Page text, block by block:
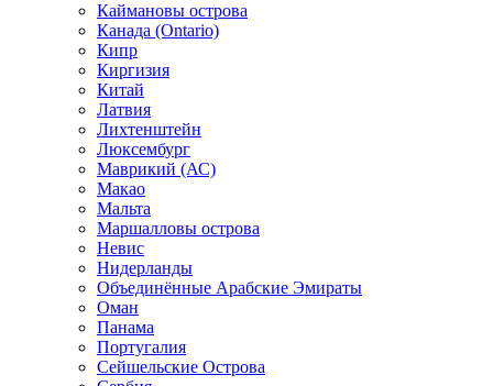
Каймановы острова
Канада (Ontario)
Кипр
Киргизия
Китай
Латвия
Лихтенштейн
Люксембург
Маврикий (АС)
Макао
Мальта
Маршалловы острова
Нeвис
Нидерланды
Объединённые Арабские Эмираты
Оман
Панама
Португалия
Сейшельские Острова